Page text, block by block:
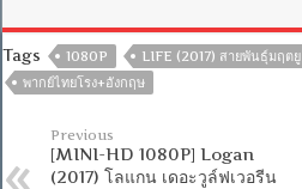
Tags 1080P LIFE (2017) สายพันธุ์มฤตยู
พากย์ไทยโรง+อังกฤษ
Previous
[MINI-HD 1080P] Logan
(2017) โลแกน เดอะวูล์ฟเวอรีน